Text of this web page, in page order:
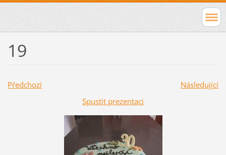
19
Předchozí
Následující
Spustit prezentaci